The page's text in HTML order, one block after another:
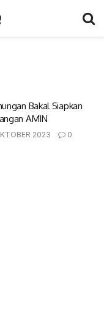
Bakal Siapkan
AMIN
2023 0